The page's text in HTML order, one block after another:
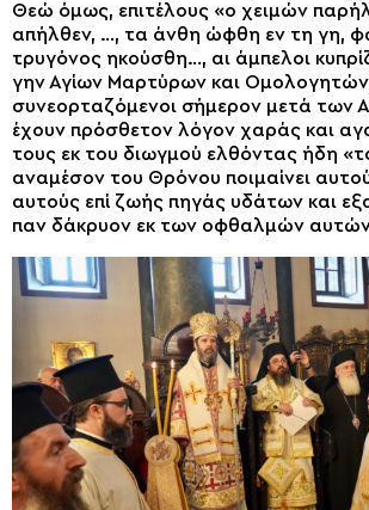
Θεώ όμως, επιτέλους «ο χειμών
απήλθεν, …, τα άνθη ώφθη εν τη γη,
τρυγόνος ηκούσθη…, αι άμπελοι
γην Αγίων Μαρτύρων και Ομολογητών,
συνεορταζόμενοι σήμερον μετά των
έχουν πρόσθετον λόγον χαράς και
τους εκ του διωγμού ελθόντας ήδη
αναμέσον του Θρόνου ποιμαίνει
αυτούς επί ζωής πηγάς υδάτων και
παν δάκρυον εκ των οφθαλμών